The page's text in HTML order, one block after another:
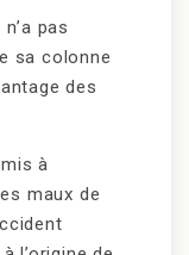
pas
sa colonne
des
à
maux de